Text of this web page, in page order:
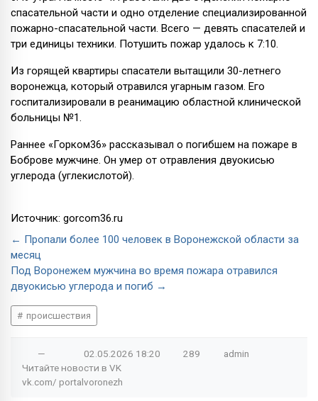
спасательной части и одно отделение специализированной
пожарно-спасательной части. Всего — девять спасателей и
три единицы техники. Потушить пожар удалось к 7:10.
Из горящей квартиры спасатели вытащили 30-летнего
воронежца, который отравился угарным газом. Его
госпитализировали в реанимацию областной клинической
больницы №1.
Раннее «Горком36» рассказывал о погибшем на пожаре в
Боброве мужчине. Он умер от отравления двуокисью
углерода (углекислотой).
Источник: gorcom36.ru
← Пропали более 100 человек в Воронежской области за
месяц
Под Воронежем мужчина во время пожара отравился
двуокисью углерода и погиб →
происшествия
— 02.05.2026 18:20 289
admin
Читайте новости в VK
vk.com/ portalvoronezh